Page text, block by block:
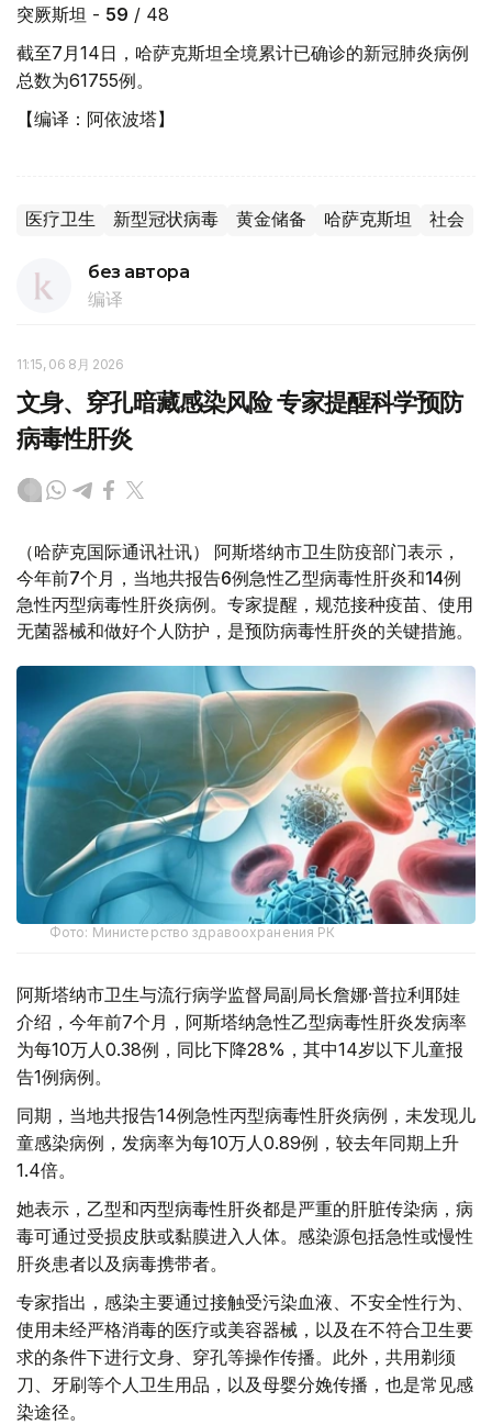
突厥斯坦 - 59 / 48
截至7月14日，哈萨克斯坦全境累计已确诊的新冠肺炎病例
总数为61755例。
【编译：阿依波塔】
医疗卫生 新型冠状病毒 黄金储备 哈萨克斯坦 社会
без автора
编译
11:15, 06 8月 2026
文身、穿孔暗藏感染风险 专家提醒科学预防
病毒性肝炎
（哈萨克国际通讯社讯） 阿斯塔纳市卫生防疫部门表示，
今年前7个月，当地共报告6例急性乙型病毒性肝炎和14例
急性丙型病毒性肝炎病例。专家提醒，规范接种疫苗、使用
无菌器械和做好个人防护，是预防病毒性肝炎的关键措施。
Фото: Министерство здравоохранения РК
阿斯塔纳市卫生与流行病学监督局副局长詹娜·普拉利耶娃
介绍，今年前7个月，阿斯塔纳急性乙型病毒性肝炎发病率
为每10万人0.38例，同比下降28%，其中14岁以下儿童报
告1例病例。
同期，当地共报告14例急性丙型病毒性肝炎病例，未发现儿
童感染病例，发病率为每10万人0.89例，较去年同期上升
1.4倍。
她表示，乙型和丙型病毒性肝炎都是严重的肝脏传染病，病
毒可通过受损皮肤或黏膜进入人体。感染源包括急性或慢性
肝炎患者以及病毒携带者。
专家指出，感染主要通过接触受污染血液、不安全性行为、
使用未经严格消毒的医疗或美容器械，以及在不符合卫生要
求的条件下进行文身、穿孔等操作传播。此外，共用剃须
刀、牙刷等个人卫生用品，以及母婴分娩传播，也是常见感
染途径。